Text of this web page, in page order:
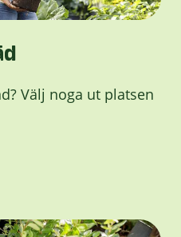
Välj noga ut platsen